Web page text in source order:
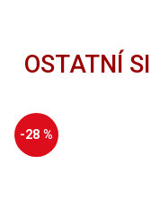
OSTATNÍ
-28 %